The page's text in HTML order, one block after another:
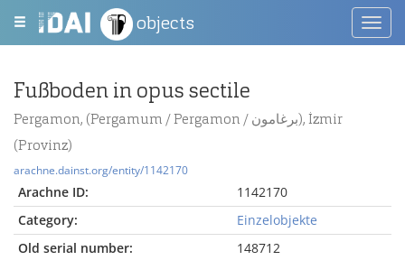
objects
Fußboden in opus sectile
Pergamon, (Pergamum / Pergamon / برغامون), İzmir
(Provinz)
arachne.dainst.org/entity/1142170
Arachne ID:
1142170
Category:
Einzelobjekte
Old serial number:
148712